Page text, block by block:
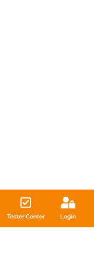
Tester Center Login